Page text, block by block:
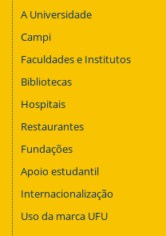
A Universidade
Campi
Faculdades e Institutos
Bibliotecas
Hospitais
Restaurantes
Fundações
Apoio estudantil
Internacionalização
Uso da marca UFU